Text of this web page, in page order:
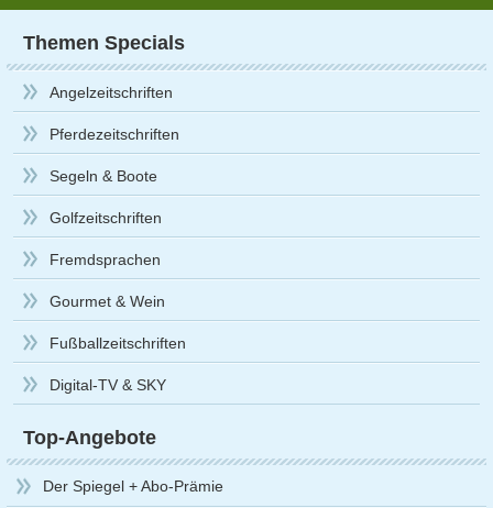
Themen Specials
Angelzeitschriften
Pferdezeitschriften
Segeln & Boote
Golfzeitschriften
Fremdsprachen
Gourmet & Wein
Fußballzeitschriften
Digital-TV & SKY
Top-Angebote
Der Spiegel + Abo-Prämie